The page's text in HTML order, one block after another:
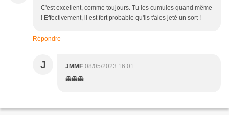
C'est excellent, comme toujours. Tu les cumules quand même
! Effectivement, il est fort probable qu'ils t'aies jeté un sort !
Répondre
J JMMF 08/05/2023 16:01
👻👻👻